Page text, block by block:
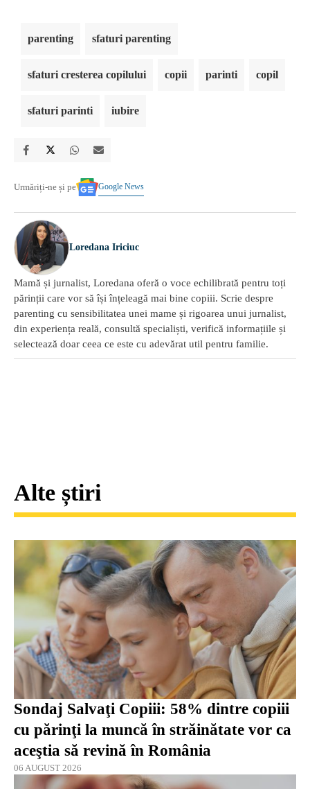
parenting sfaturi parenting
sfaturi cresterea copilului copii parinti copil
sfaturi parinti iubire
Urmăriți-ne și pe Google News
Loredana Iriciuc
Mamă și jurnalist, Loredana oferă o voce echilibrată pentru toți
părinții care vor să își înțeleagă mai bine copiii. Scrie despre
parenting cu sensibilitatea unei mame și rigoarea unui jurnalist,
din experiența reală, consultă specialiști, verifică informațiile și
selectează doar ceea ce este cu adevărat util pentru familie.
Alte știri
Sondaj Salvaţi Copiii: 58% dintre copiii
cu părinţi la muncă în străinătate vor ca
aceştia să revină în România
06 AUGUST 2026